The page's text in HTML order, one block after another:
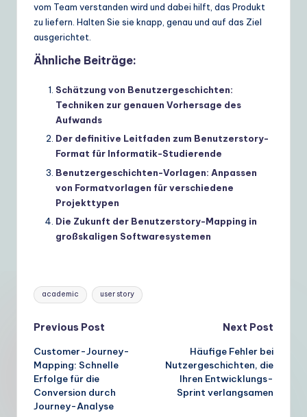
vom Team verstanden wird und dabei hilft, das Produkt
zu liefern. Halten Sie sie knapp, genau und auf das Ziel
ausgerichtet.
Ähnliche Beiträge:
Schätzung von Benutzergeschichten:
Techniken zur genauen Vorhersage des
Aufwands
Der definitive Leitfaden zum Benutzerstory-
Format für Informatik-Studierende
Benutzergeschichten-Vorlagen: Anpassen
von Formatvorlagen für verschiedene
Projekttypen
Die Zukunft der Benutzerstory-Mapping in
großskaligen Softwaresystemen
Tags:
academic user story
Post
navigation
Previous Post
Customer-Journey-
Mapping: Schnelle
Erfolge für die
Conversion durch
Journey-Analyse
Next Post
Häufige Fehler bei
Nutzergeschichten, die
Ihren Entwicklungs-
Sprint verlangsamen